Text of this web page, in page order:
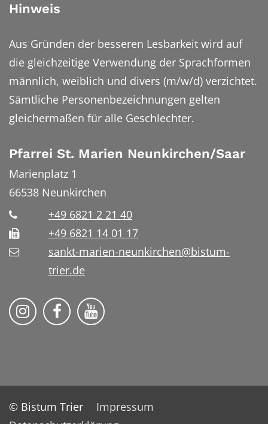
Hinweis
Aus Gründen der besseren Lesbarkeit wird auf
die gleichzeitige Verwendung der Sprachformen
männlich, weiblich und divers (m/w/d) verzichtet.
Sämtliche Personenbezeichnungen gelten
gleichermaßen für alle Geschlechter.
Pfarrei St. Marien Neunkirchen/Saar
Marienplatz 1
66538 Neunkirchen
+49 6821 2 21 40
+49 6821 14 01 17
sankt-marien-neunkirchen@bistum-
trier.de
Bistum Trier auf Instragram
Die Pfarrei auf Facebook
Die Pfarrei auf YouTube
© Bistum Trier
Impressum